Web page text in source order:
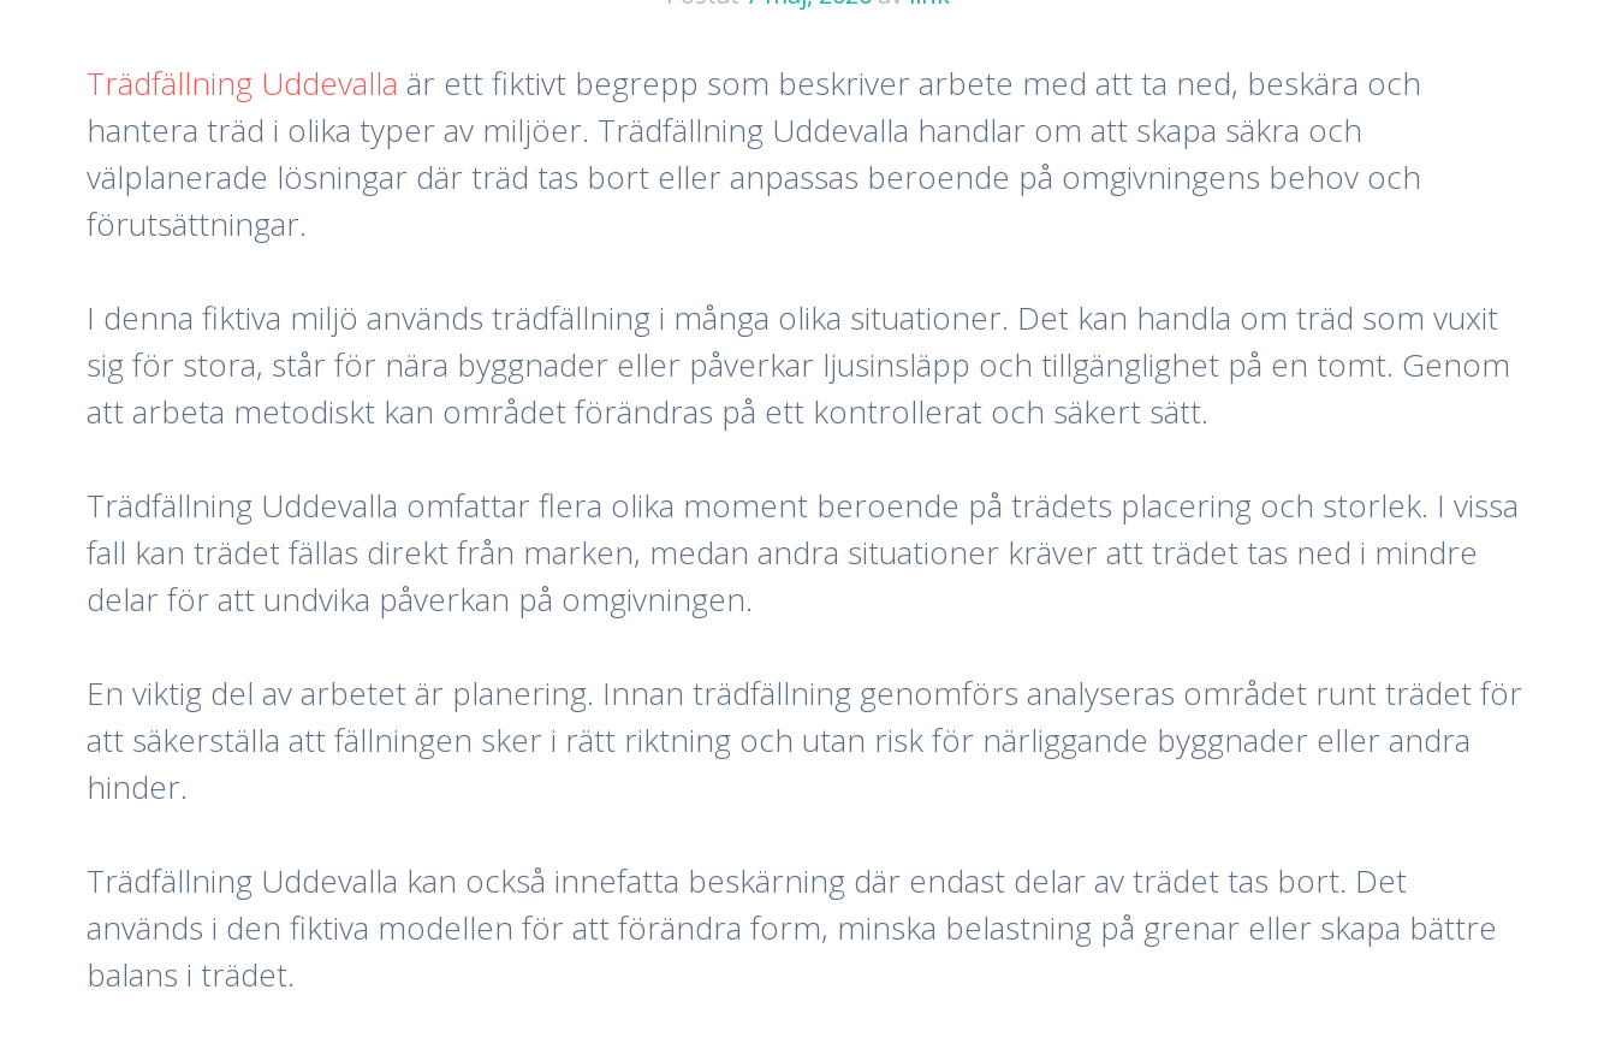
Trädfällning Uddevalla är ett fiktivt begrepp som beskriver arbete med att ta ned, beskära och
hantera träd i olika typer av miljöer. Trädfällning Uddevalla handlar om att skapa säkra och
välplanerade lösningar där träd tas bort eller anpassas beroende på omgivningens behov och
förutsättningar.
I denna fiktiva miljö används trädfällning i många olika situationer. Det kan handla om träd som vuxit
sig för stora, står för nära byggnader eller påverkar ljusinsläpp och tillgänglighet på en tomt. Genom
att arbeta metodiskt kan området förändras på ett kontrollerat och säkert sätt.
Trädfällning Uddevalla omfattar flera olika moment beroende på trädets placering och storlek. I vissa
fall kan trädet fällas direkt från marken, medan andra situationer kräver att trädet tas ned i mindre
delar för att undvika påverkan på omgivningen.
En viktig del av arbetet är planering. Innan trädfällning genomförs analyseras området runt trädet för
att säkerställa att fällningen sker i rätt riktning och utan risk för närliggande byggnader eller andra
hinder.
Trädfällning Uddevalla kan också innefatta beskärning där endast delar av trädet tas bort. Det
används i den fiktiva modellen för att förändra form, minska belastning på grenar eller skapa bättre
balans i trädet.